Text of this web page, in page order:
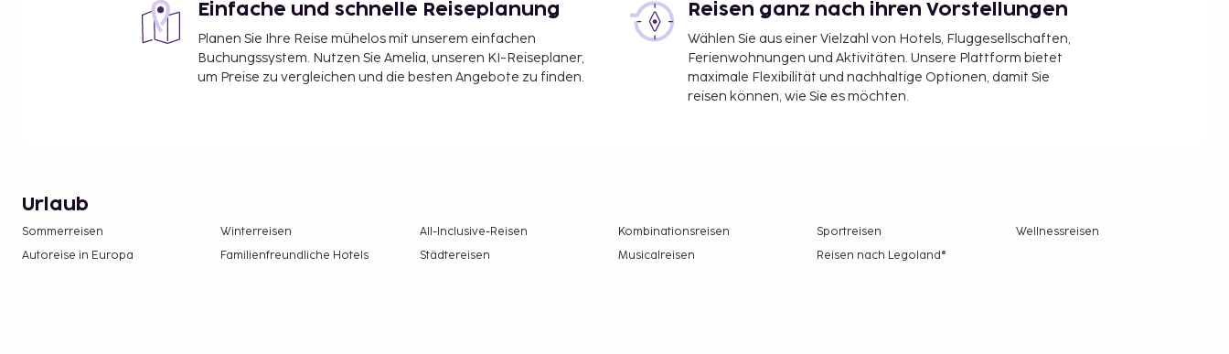
Einfache und schnelle Reiseplanung
Planen Sie Ihre Reise mühelos mit unserem einfachen
Buchungssystem. Nutzen Sie Amelia, unseren KI-Reiseplaner,
um Preise zu vergleichen und die besten Angebote zu finden.
Reisen ganz nach ihren Vorstellungen
Wählen Sie aus einer Vielzahl von Hotels, Fluggesellschaften,
Ferienwohnungen und Aktivitäten. Unsere Plattform bietet
maximale Flexibilität und nachhaltige Optionen, damit Sie
reisen können, wie Sie es möchten.
Urlaub
Sommerreisen Winterreisen All-Inclusive-Reisen Kombinationsreisen Sportreisen
Wellnessreisen
Autoreise in Europa
Familienfreundliche Hotels Städtereisen Musicalreisen Reisen nach Legoland®